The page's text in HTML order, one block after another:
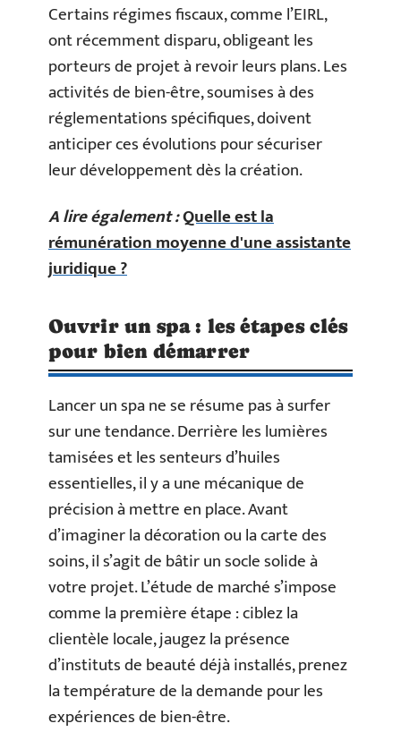
Certains régimes fiscaux, comme l’EIRL,
ont récemment disparu, obligeant les
porteurs de projet à revoir leurs plans. Les
activités de bien-être, soumises à des
réglementations spécifiques, doivent
anticiper ces évolutions pour sécuriser
leur développement dès la création.
A lire également :Quelle est la
rémunération moyenne d'une assistante
juridique ?
Ouvrir un spa : les étapes clés
pour bien démarrer
Lancer un spa ne se résume pas à surfer
sur une tendance. Derrière les lumières
tamisées et les senteurs d’huiles
essentielles, il y a une mécanique de
précision à mettre en place. Avant
d’imaginer la décoration ou la carte des
soins, il s’agit de bâtir un socle solide à
votre projet. L’étude de marché s’impose
comme la première étape : ciblez la
clientèle locale, jaugez la présence
d’instituts de beauté déjà installés, prenez
la température de la demande pour les
expériences de bien-être.